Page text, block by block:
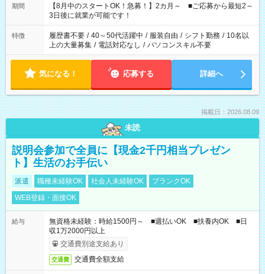
「できれば残業はしたくない」 など、ご希望を教えてください
ね。 ※Wワーク希望の方へ 今ご覧のお仕事で希望する勤務時間
と、もう1つのお仕事の勤務時間。 合計で週40時間を超える場
合は応募できません。
期間
【8月中のスタートOK！急募！】2カ月～ ■ご応募から最短2～
3日後に就業が可能です！
特徴 履歴書不要 / 40～50代活躍中 / 服装自由 / シフト勤務 / 10名以
上の大量募集 / 電話対応なし / パソコンスキル不要
気になる！ 応募する 詳細へ
掲載日：2026.08.09
未読
説明会参加で全員に【現金2千円相当プレゼン
ト】生活のお手伝い
派遣 職種未経験OK 社会人未経験OK
ブランクOK
WEB登録・面接OK
給与
無資格未経験：時給1500円～ ■週払いOK ■扶養内OK ■日
収1万2000円以上
交通費別途支給あり
交通費 交通費全額支給